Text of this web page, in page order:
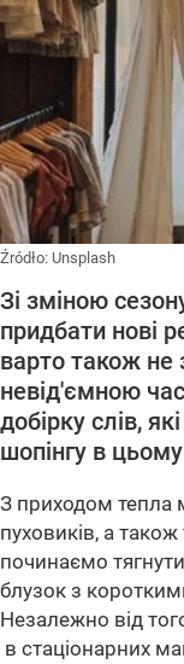
Źródło: Unsplash
Зі зміною
придбати нові
варто також не
невід'ємною
добірку слів,
шопінгу в цьому
З приходом тепла
пуховиків, а
починаємо
блузок з
Незалежно від
в стаціонарних